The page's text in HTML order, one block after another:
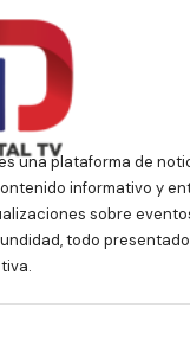
una plataforma de
informativo y
sobre
todo